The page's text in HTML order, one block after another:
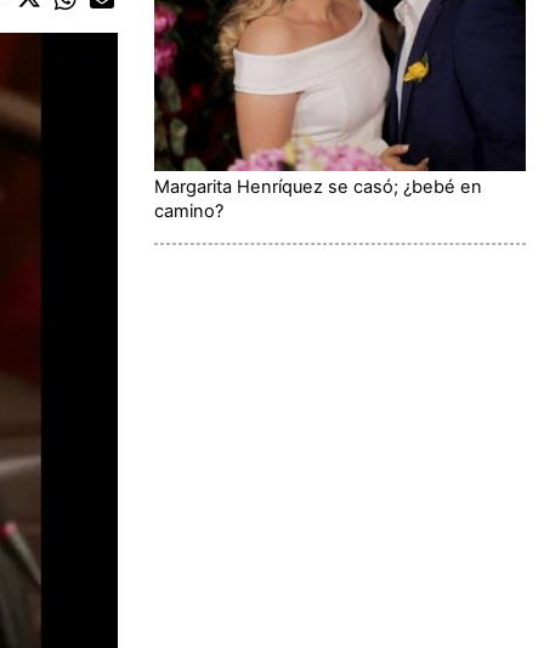
Margarita Henríquez se casó; ¿bebé en
camino?